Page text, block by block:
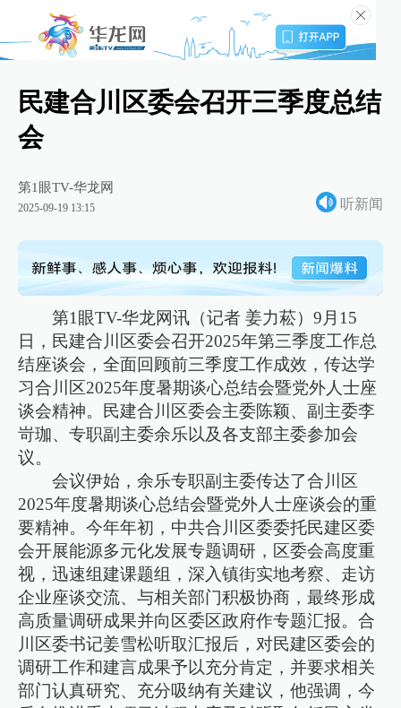
民建合川区委会召开三季度总结
会
第1眼TV-华龙网
2025-09-19 13:15 听新闻
第1眼TV-华龙网讯（记者 姜力菘）9月15
日，民建合川区委会召开2025年第三季度工作总
结座谈会，全面回顾前三季度工作成效，传达学
习合川区2025年度暑期谈心总结会暨党外人士座
谈会精神。民建合川区委会主委陈颖、副主委李
岢珈、专职副主委余乐以及各支部主委参加会
议。
会议伊始，余乐专职副主委传达了合川区
2025年度暑期谈心总结会暨党外人士座谈会的重
要精神。今年年初，中共合川区委委托民建区委
会开展能源多元化发展专题调研，区委会高度重
视，迅速组建课题组，深入镇街实地考察、走访
企业座谈交流、与相关部门积极协商，最终形成
高质量调研成果并向区委区政府作专题汇报。合
川区委书记姜雪松听取汇报后，对民建区委会的
调研工作和建言成果予以充分肯定，并要求相关
部门认真研究、充分吸纳有关建议，他强调，今